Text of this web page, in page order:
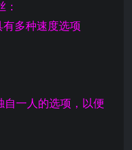
多种速度选项
一人的选项，以便